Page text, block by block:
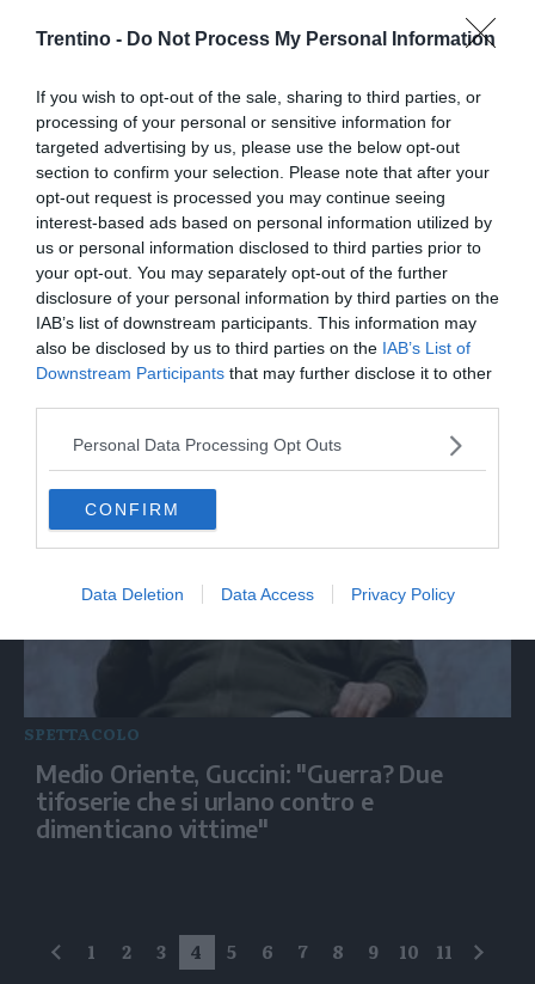
Trentino - Do Not Process My Personal Information
If you wish to opt-out of the sale, sharing to third parties, or
processing of your personal or sensitive information for
targeted advertising by us, please use the below opt-out
section to confirm your selection. Please note that after your
opt-out request is processed you may continue seeing
interest-based ads based on personal information utilized by
us or personal information disclosed to third parties prior to
your opt-out. You may separately opt-out of the further
disclosure of your personal information by third parties on the
IAB’s list of downstream participants. This information may
also be disclosed by us to third parties on the IAB’s List of
Downstream Participants that may further disclose it to other
Personal Data Processing Opt Outs
CONFIRM
Data Deletion Data Access Privacy Policy
Nave mercantile colpita da un drone nel
Mar Nero
ITALIA
SPETTACOLO
Medio Oriente, Guccini: "Guerra? Due
tifoserie che si urlano contro e
dimenticano vittime"
precedente
1 2 3 4 5 6 7 8 9 10 11